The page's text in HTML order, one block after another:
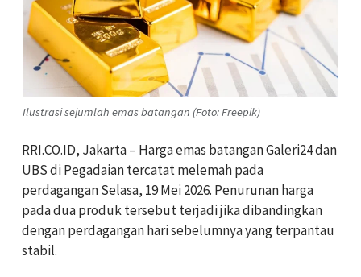
Ilustrasi sejumlah emas batangan (Foto: Freepik)
RRI.CO.ID, Jakarta – Harga emas batangan Galeri24 dan
UBS di Pegadaian tercatat melemah pada
perdagangan Selasa, 19 Mei 2026. Penurunan harga
pada dua produk tersebut terjadi jika dibandingkan
dengan perdagangan hari sebelumnya yang terpantau
stabil.